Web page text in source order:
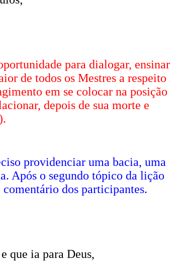
para dialogar, ensinar
de todos os Mestres a respeito
em se colocar na posição
depois de sua morte e
providenciar uma bacia, uma
Após o segundo tópico da lição
dos participantes.
que ia para Deus,